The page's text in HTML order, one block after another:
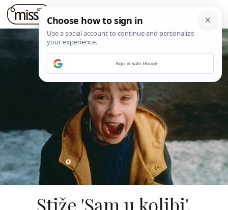
Stiže 'Sam u kolibi',
Sign in with Google